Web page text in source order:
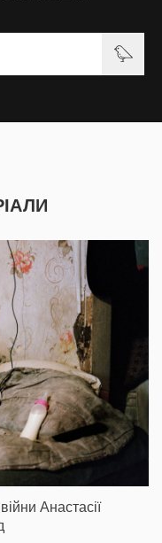
Анастасії